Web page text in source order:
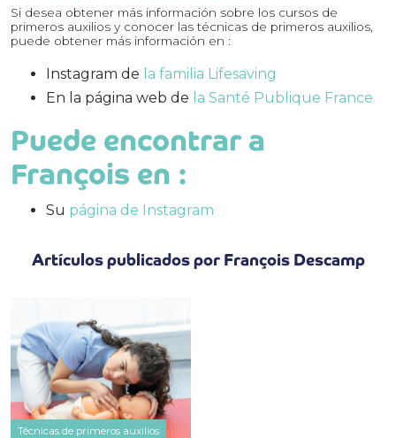
Si desea obtener más información sobre los cursos de
primeros auxilios y conocer las técnicas de primeros auxilios,
puede obtener más información en :
Instagram de la familia Lifesaving
En la página web de la Santé Publique France
Puede encontrar a
François en :
Su página de Instagram
Artículos publicados por François Descamp
Técnicas de primeros auxilios